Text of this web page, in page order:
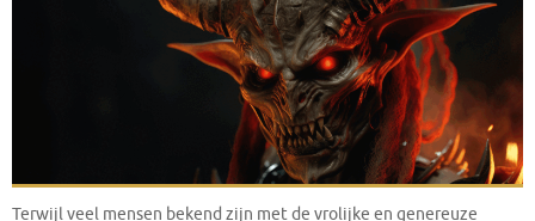
Terwijl veel mensen bekend zijn met de vrolijke en genereuze